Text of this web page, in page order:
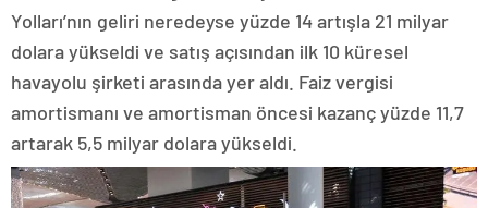
Yolları’nın geliri neredeyse yüzde 14 artışla 21 milyar
dolara yükseldi ve satış açısından ilk 10 küresel
havayolu şirketi arasında yer aldı. Faiz vergisi
amortismanı ve amortisman öncesi kazanç yüzde 11,7
artarak 5,5 milyar dolara yükseldi.